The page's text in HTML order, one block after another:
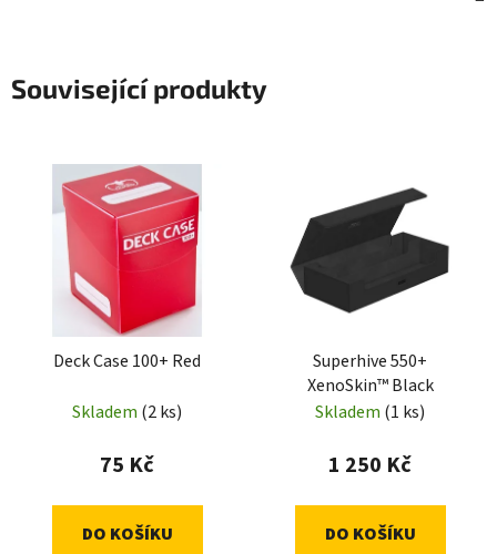
Související produkty
Deck Case 100+ Red
Skladem (2 ks)
75 Kč
DO KOŠÍKU
Superhive 550+
XenoSkin™ Black
Skladem (1 ks)
1 250 Kč
DO KOŠÍKU